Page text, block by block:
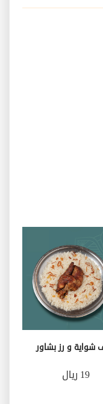
شواية و رز بشاور
19 ريال